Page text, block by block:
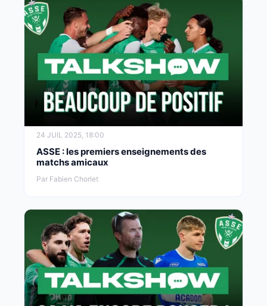
24 JUIL 2025, 18:00
ASSE : les premiers enseignements des
matchs amicaux
Par Fabien Chorlet